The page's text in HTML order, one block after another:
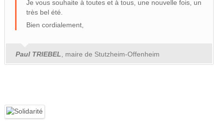
Je vous souhaite à toutes et à tous, une nouvelle fois, un
très bel été.
Bien cordialement,
Paul TRIEBEL, maire de Stutzheim-Offenheim